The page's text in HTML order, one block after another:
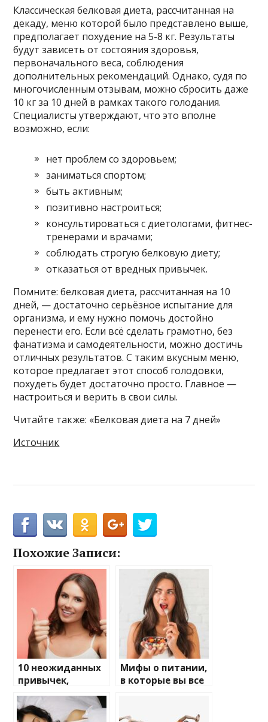
Классическая белковая диета, рассчитанная на
декаду, меню которой было представлено выше,
предполагает похудение на 5-8 кг. Результаты
будут зависеть от состояния здоровья,
первоначального веса, соблюдения
дополнительных рекомендаций. Однако, судя по
многочисленным отзывам, можно сбросить даже
10 кг за 10 дней в рамках такого голодания.
Специалисты утверждают, что это вполне
возможно, если:
нет проблем со здоровьем;
заниматься спортом;
быть активным;
позитивно настроиться;
консультироваться с диетологами, фитнес-
тренерами и врачами;
соблюдать строгую белковую диету;
отказаться от вредных привычек.
Помните: белковая диета, рассчитанная на 10
дней, — достаточно серьёзное испытание для
организма, и ему нужно помочь достойно
перенести его. Если всё сделать грамотно, без
фанатизма и самодеятельности, можно достичь
отличных результатов. С таким вкусным меню,
которое предлагает этот способ голодовки,
похудеть будет достаточно просто. Главное —
настроиться и верить в свои силы.
Читайте также: «Белковая диета на 7 дней»
Источник
Похожие Записи:
10 неожиданных
привычек,
которые
улучшают
здоровье
Мифы о питании,
в которые вы все